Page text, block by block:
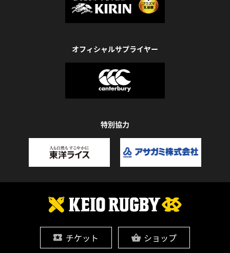
オフィシャルサプライヤー
特別協力
チケット ショップ